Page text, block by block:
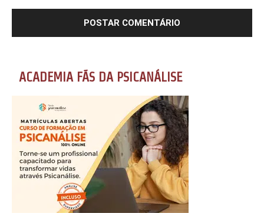
ACADEMIA FÃS DA PSICANÁLISE